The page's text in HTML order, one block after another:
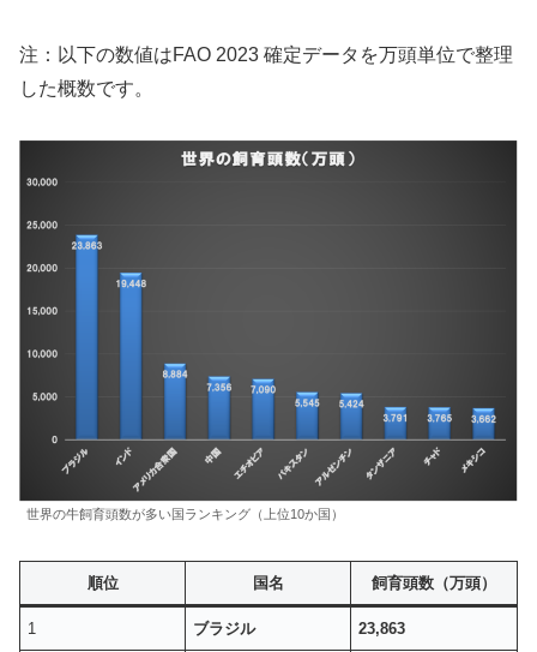
注：以下の数値はFAO 2023 確定データを万頭単位で整理
した概数です。
世界の牛飼育頭数が多い国ランキング（上位10か国）
順位 国名 飼育頭数（万頭）
1 ブラジル 23,863